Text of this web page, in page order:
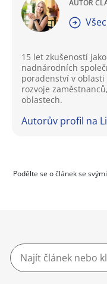
AUTOR
15 let zkušeností
nadnárodních
poradenství v
rozvoje
oblastech.
Autorův profil na
Podělte se o článek se